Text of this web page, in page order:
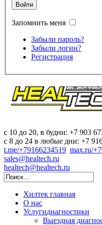
Войти
Запомнить меня
Забыли пароль?
Забыли логин?
Регистрация
c 10 до 20, в будни: +7 903
с 8 до 24 в любые дни: +7
t.me/+79166234519 max.ru/
sales@healtech.ru
healtech@healtech.ru
Хилтек главная
О нас
Услугидиагностики
Выездная